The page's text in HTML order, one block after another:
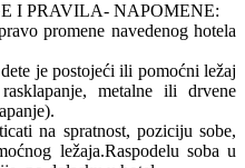
I PRAVILA- NAPOMENE:
promene navedenog hotela
je postojeći ili pomoćni ležaj
metalne ili drvene
na spratnost, poziciju sobe,
ležaja.Raspodelu soba u